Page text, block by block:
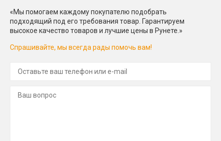
«Мы помогаем каждому покупателю подобрать
подходящий под его требования товар. Гарантируем
высокое качество товаров и лучшие цены в Рунете.»
Спрашивайте, мы всегда рады помочь вам!